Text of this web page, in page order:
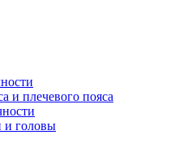
и плечевого пояса
и головы